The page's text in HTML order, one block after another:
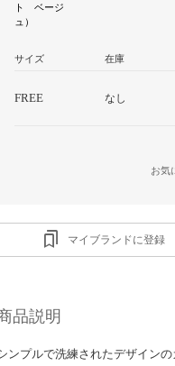
ト ベージ
ュ）
サイズ 在庫
FREE なし
お気
マイブランドに登録
品説明
ンプルで洗練されたデザインの